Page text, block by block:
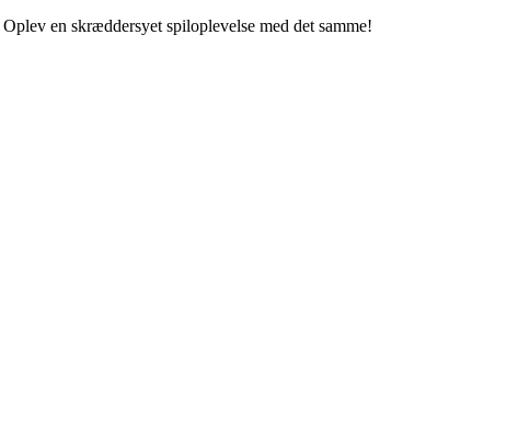
Oplev en skræddersyet spiloplevelse med det samme!